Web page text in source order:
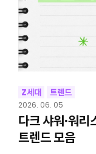
Z세대 트렌드
2026. 06. 05
다크 샤워·워
트렌드 모음